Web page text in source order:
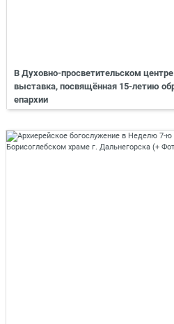
В Духовно-просветительском
выставка, посвящённая 15-летию
епархии